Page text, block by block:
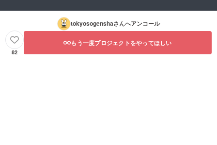
tokyosogenshaさんへアンコール
82
もう一度プロジェクトをやってほしい